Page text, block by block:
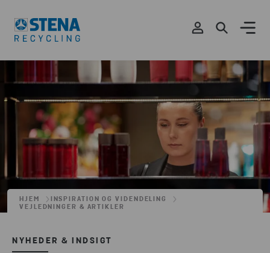
HJEM
INSPIRATION OG VIDENDELING
VEJLEDNINGER & ARTIKLER
NYHEDER & INDSIGT